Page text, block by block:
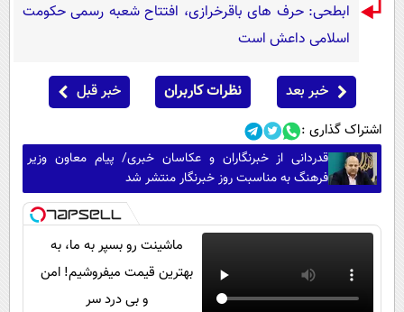
ابطحی: حرف های باقرخرازی، افتتاح شعبه رسمی حکومت
اسلامی داعش است
خبر بعد نظرات کاربران خبر قبل
اشتراک گذاری :
قدردانی از خبرنگاران و عکاسان خبری/ پیام معاون وزیر
فرهنگ به مناسبت روز خبرنگار منتشر شد
ماشینت رو بسپر به ما، به
بهترین قیمت میفروشیم! امن
و بی درد سر